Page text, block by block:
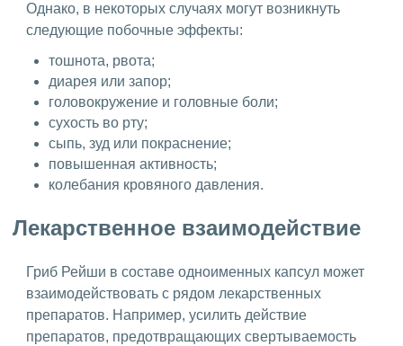
Однако, в некоторых случаях могут возникнуть
следующие побочные эффекты:
тошнота, рвота;
диарея или запор;
головокружение и головные боли;
сухость во рту;
сыпь, зуд или покраснение;
повышенная активность;
колебания кровяного давления.
Лекарственное взаимодействие
Гриб Рейши в составе одноименных капсул может
взаимодействовать с рядом лекарственных
препаратов. Например, усилить действие
препаратов, предотвращающих свертываемость